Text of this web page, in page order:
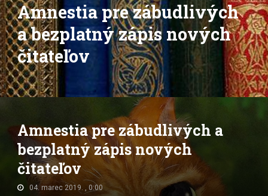
Amnestia pre zábudlivých
a bezplatný zápis nových
čitateľov
Amnestia pre zábudlivých a
bezplatný zápis nových
čitateľov
04. marec 2019. , 0:00